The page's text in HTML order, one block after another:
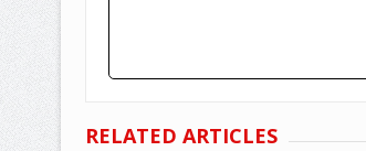
RELATED ARTICLES